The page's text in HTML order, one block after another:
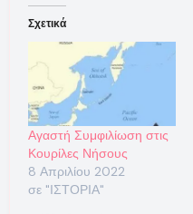
Σχετικά
Αγαστή Συμφιλίωση στις
Κουρίλες Νήσους
8 Απριλίου 2022
σε "ΙΣΤΟΡΙΑ"